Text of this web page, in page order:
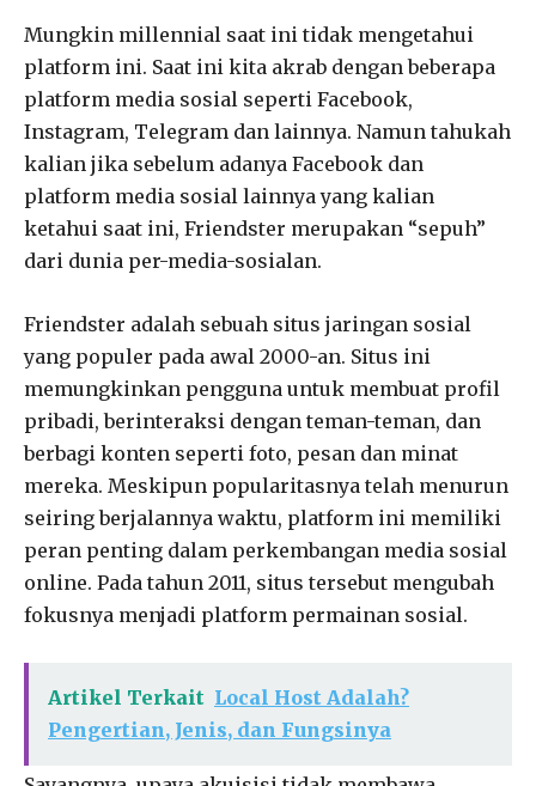
Mungkin millennial saat ini tidak mengetahui
platform ini. Saat ini kita akrab dengan beberapa
platform media sosial seperti Facebook,
Instagram, Telegram dan lainnya. Namun tahukah
kalian jika sebelum adanya Facebook dan
platform media sosial lainnya yang kalian
ketahui saat ini, Friendster merupakan “sepuh”
dari dunia per-media-sosialan.
Friendster adalah sebuah situs jaringan sosial
yang populer pada awal 2000-an. Situs ini
memungkinkan pengguna untuk membuat profil
pribadi, berinteraksi dengan teman-teman, dan
berbagi konten seperti foto, pesan dan minat
mereka. Meskipun popularitasnya telah menurun
seiring berjalannya waktu, platform ini memiliki
peran penting dalam perkembangan media sosial
online. Pada tahun 2011, situs tersebut mengubah
fokusnya menjadi platform permainan sosial.
Artikel Terkait Local Host Adalah?
Pengertian, Jenis, dan Fungsinya